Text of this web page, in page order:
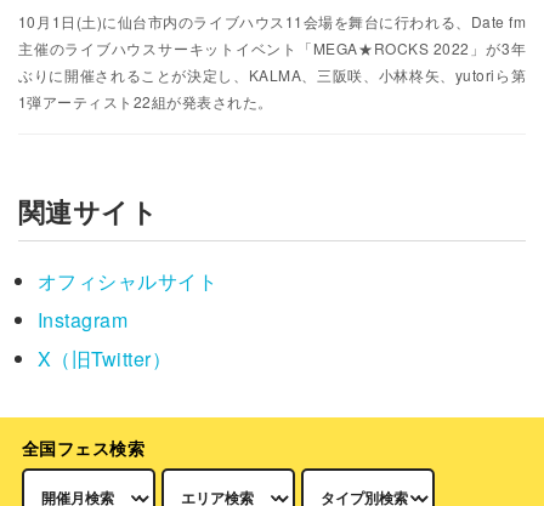
10月1日(土)に仙台市内のライブハウス11会場を舞台に行われる、Date fm
主催のライブハウスサーキットイベント「MEGA★ROCKS 2022」が3年
ぶりに開催されることが決定し、KALMA、三阪咲、小林柊矢、yutoriら第
1弾アーティスト22組が発表された。
関連サイト
オフィシャルサイト
Instagram
X（旧Twitter）
全国フェス検索